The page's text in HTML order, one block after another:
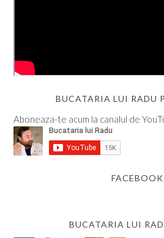
BUCATARIA LUI RADU
Aboneaza-te acum la canalul de
FACEBOOK
BUCATARIA LUI